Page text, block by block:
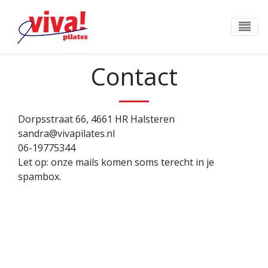
Contact
Dorpsstraat 66, 4661 HR Halsteren
sandra@vivapilates.nl
06-19775344
Let op: onze mails komen soms terecht in je
spambox.